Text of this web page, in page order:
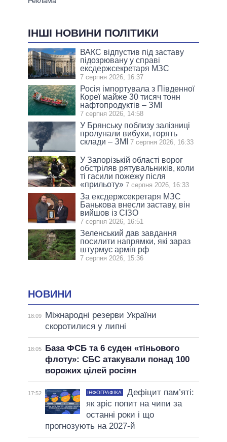
ІНШІ НОВИНИ ПОЛІТИКИ
ВАКС відпустив під заставу
підозрювану у справі
ексдержсекретаря МЗС
7 серпня 2026, 16:37
Росія імпортувала з Південної
Кореї майже 30 тисяч тонн
нафтопродуктів – ЗМІ
7 серпня 2026, 14:58
У Брянську поблизу залізниці
пролунали вибухи, горять
склади – ЗМІ
7 серпня 2026, 16:33
У Запорізькій області ворог
обстріляв рятувальників, коли
ті гасили пожежу після
«прильоту» 7 серпня 2026, 16:33
За ексдержсекретаря МЗС
Банькова внесли заставу, він
вийшов із СІЗО
7 серпня 2026, 16:51
Зеленський дав завдання
посилити напрямки, які зараз
штурмує армія рф
7 серпня 2026, 15:36
НОВИНИ
18:09
Міжнародні резерви України
скоротилися у липні
18:05
База ФСБ та 6 суден «тіньового
флоту»: СБС атакували понад 100
ворожих цілей росіян
17:52 ІНФОГРАФІКА
Дефіцит пам’яті:
як зріс попит на чипи за
останні роки і що
прогнозують на 2027-й